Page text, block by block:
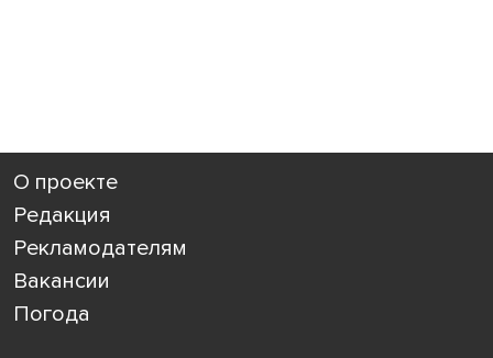
О проекте
Редакция
Рекламодателям
Вакансии
Погода